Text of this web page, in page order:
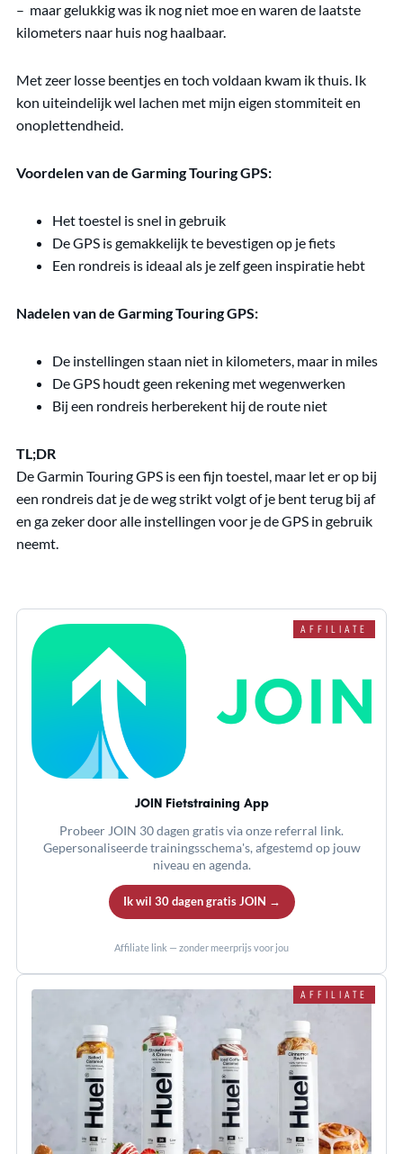
– maar gelukkig was ik nog niet moe en waren de laatste
kilometers naar huis nog haalbaar.
Met zeer losse beentjes en toch voldaan kwam ik thuis. Ik
kon uiteindelijk wel lachen met mijn eigen stommiteit en
onoplettendheid.
Voordelen van de Garming Touring GPS:
Het toestel is snel in gebruik
De GPS is gemakkelijk te bevestigen op je fiets
Een rondreis is ideaal als je zelf geen inspiratie hebt
Nadelenvan de Garming Touring GPS:
De instellingen staan niet in kilometers, maar in miles
De GPS houdt geen rekening met wegenwerken
Bij een rondreis herberekent hij de route niet
TL;DR
De Garmin Touring GPS is een fijn toestel, maar let er op bij
een rondreis dat je de weg strikt volgt of je bent terug bij af
en ga zeker door alle instellingen voor je de GPS in gebruik
neemt.
AFFILIATE
JOIN Fietstraining App
Probeer JOIN 30 dagen gratis via onze referral link.
Gepersonaliseerde trainingsschema's, afgestemd op jouw
niveau en agenda.
Ik wil 30 dagen gratis JOIN →
Affiliate link — zonder meerprijs voor jou
AFFILIATE